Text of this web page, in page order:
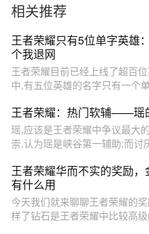
相关推荐
王者荣耀只有5位单字英雄
个我退网
王者荣耀目前已经上线了超百
中,有五位英雄的名字只有一个
王者荣耀：热门软辅——瑶
瑶,应该是王者荣耀中争议最大
崇,认为瑶是峡谷第一辅助;而讨
王者荣耀华而不实的奖励
有什么用
今天我们就来聊聊王者荣耀的
样了钻石是王者荣耀中比较高